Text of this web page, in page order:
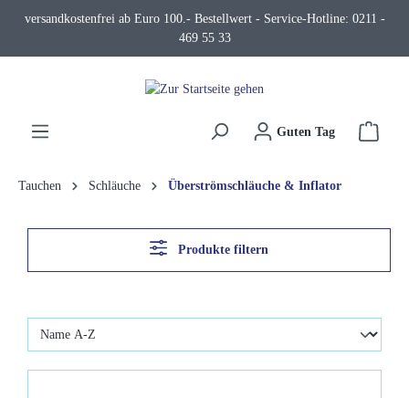
springen
versandkostenfrei ab Euro 100.- Bestellwert - Service-Hotline: 0211 -
469 55 33
Guten Tag
Tauchen Schläuche Überströmschläuche & Inflator
Produkte filtern